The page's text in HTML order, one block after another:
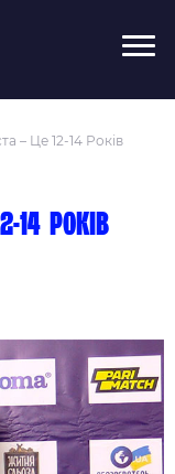
– Це 12-14 Років
14 років